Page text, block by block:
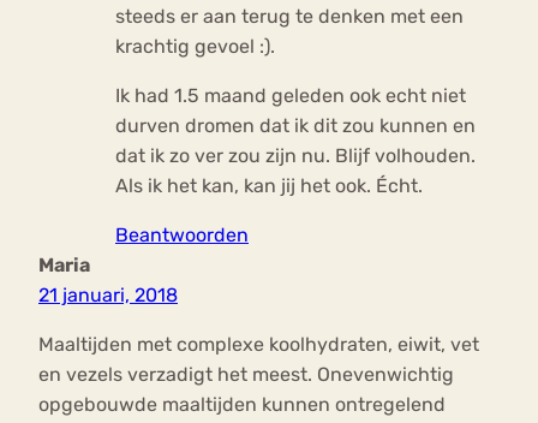
steeds er aan terug te denken met een
krachtig gevoel :).
Ik had 1.5 maand geleden ook echt niet
durven dromen dat ik dit zou kunnen en
dat ik zo ver zou zijn nu. Blijf volhouden.
Als ik het kan, kan jij het ook. Écht.
Beantwoorden
Maria
21 januari, 2018
Maaltijden met complexe koolhydraten, eiwit, vet
en vezels verzadigt het meest. Onevenwichtig
opgebouwde maaltijden kunnen ontregelend